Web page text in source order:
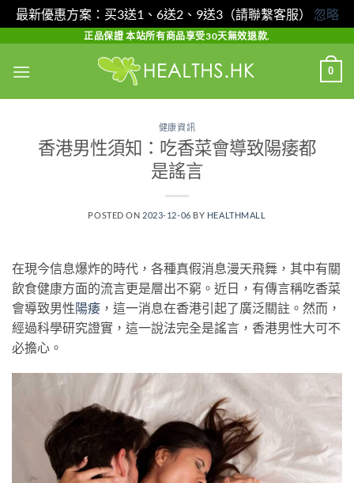
最新優惠方案：买3送1、6送2、9送3（請聯繫客服） 忽略
content
正品保證 本站所有商品享受30天無效退款.
0
健康資訊
香港男性須知：吃香菜會導致陽痿都
是謠言
POSTED ON 2023-12-06 BY HEALTHMALL
在現今信息爆炸的時代，各種真假消息漫天飛舞，其中有關
飲食健康方面的流言更是層出不窮。近日，有傳言稱吃香菜
會導致男性陽痿 ，這一消息在香港引起了廣泛關註。然而，
經過科學研究證實，這一說法完全是謠言，香港男性大可不
必擔心。